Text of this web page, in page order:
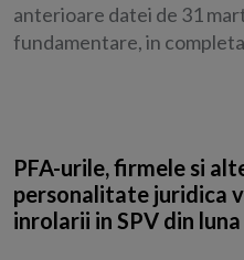
anterioare datei de 31
fundamentare, in
PFA-urile, firmele si
personalitate juridica
inrolarii in SPV din